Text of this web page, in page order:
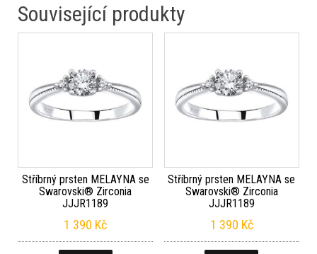
Související produkty
Stříbrný prsten MELAYNA se
Swarovski® Zirconia
JJJR1189
1 390 Kč
Stříbrný prsten MELAYNA se
Swarovski® Zirconia
JJJR1189
1 390 Kč